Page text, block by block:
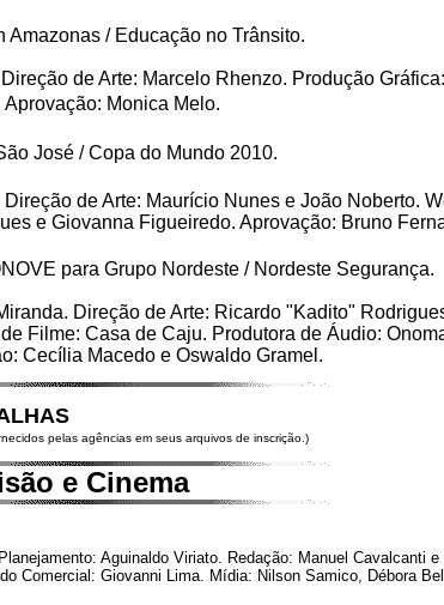
/ Educação no Trânsito.
de Arte: Marcelo Rhenzo. Produção
Monica Melo.
José / Copa do Mundo 2010.
de Arte: Maurício Nunes e João Noberto.
e Giovanna Figueiredo. Aprovação: Bruno
para Grupo Nordeste / Nordeste Segurança.
Direção de Arte: Ricardo "Kadito"
Filme: Casa de Caju. Produtora de Áudio:
Cecília Macedo e Oswaldo Gramel.
pelas agências em seus arquivos de inscrição.)
e Cinema
Aguinaldo Viriato. Redação: Manuel Cavalcanti
Comercial: Giovanni Lima. Mídia: Nilson Samico, Débora